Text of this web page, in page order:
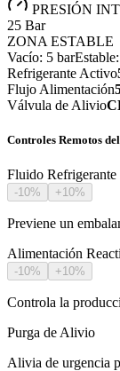
PRESIÓN
25 Bar
ZONA ESTABLE
Vacío: 5 bar
Refrigerante Activo
Flujo Alimentación
Válvula de Alivio
Controles Remotos
Fluido Refrigerante
-10% +10%
Previene un
Alimentación
-10% +10%
Controla la
Purga de Alivio
Alivia de urgencia